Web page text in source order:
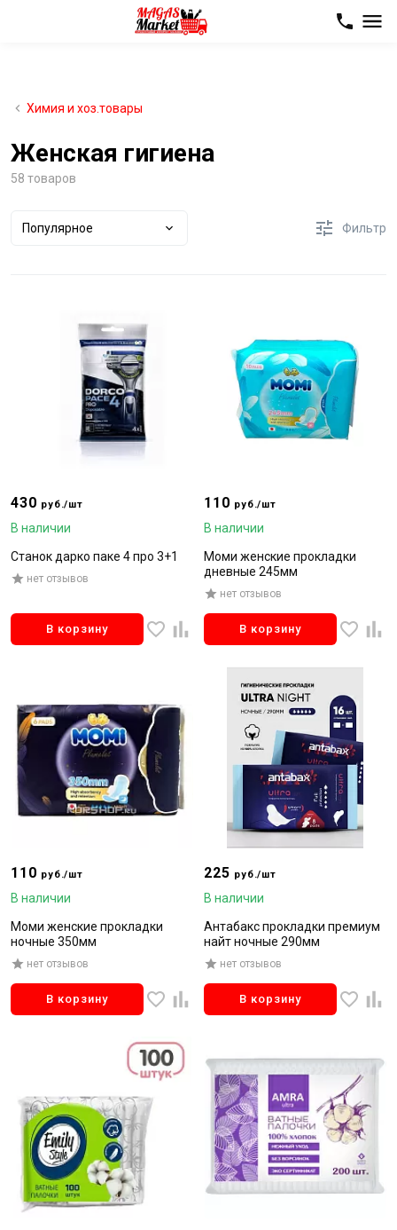
Химия и хоз.товары
Женская гигиена
58 товаров
Популярное Фильтр
430 руб./шт
В наличии
Станок дарко паке 4 про 3+1
нет отзывов
В корзину
110 руб./шт
В наличии
Моми женские прокладки
дневные 245мм
нет отзывов
В корзину
110 руб./шт
В наличии
Моми женские прокладки
ночные 350мм
нет отзывов
В корзину
225 руб./шт
В наличии
Антабакс прокладки премиум
найт ночные 290мм
нет отзывов
В корзину